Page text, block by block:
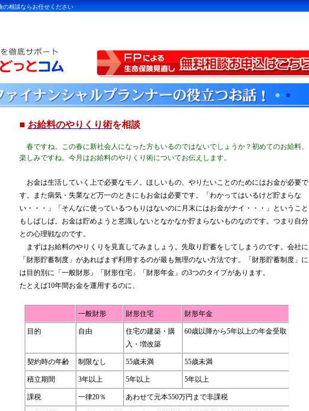
の相談ならお任せください
■ お給料のやりくり術を相談
春ですね。この春に新社会人になった方もいるのではないでしょうか？初めてのお給料、
楽しみですね。今月はお給料のやりくり術についてお伝えします。
お金は生活していく上で必要なモノ。ほしいもの、やりたいことのためにはお金が必要で
す。また病気・失業など万一のときにもお金は必要です。「わかってはいるけど貯まらな
い・・・」「そんなに使っているつもりはないのに月末にはお金がナイ・・・」ということ
もしばしば。お金は貯めようと意識しないとなかなか貯まらないものなのです。つまり自分
との心理戦なのです。
まずはお給料のやりくりを見直してみましょう。先取り貯蓄をしてしまうのです。会社に
「財形貯蓄制度」があればまず利用するのが最も無理のない方法です。「財形貯蓄制度」に
は目的別に「一般財形」「財形住宅」「財形年金」の3つのタイプがあります。
たとえば10年間お金を運用するのに、
一般財形 財形住宅 財形年金
目的 自由
住宅の建築・購
入・増改築
60歳以降から5年以上の年金受取
契約時の年齢 制限なし 55歳未満 55歳未満
積立期間 3年以上 5年以上 5年以上
課税 一律20％ あわせて元本550万円まで非課税